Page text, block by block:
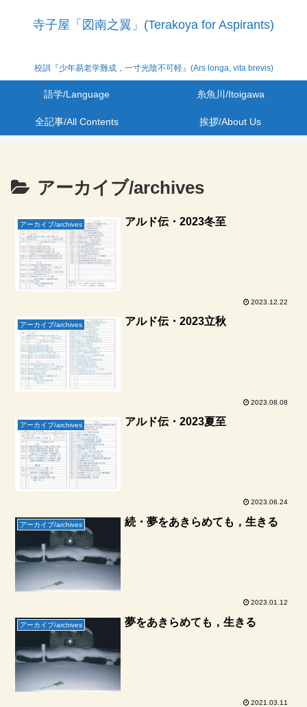
寺子屋「図南之翼」(Terakoya for Aspirants)
校訓『少年易老学難成，一寸光陰不可軽』(Ars longa, vita brevis)
語学/Language 糸魚川/Itoigawa
全記事/All Contents 挨拶/About Us
アーカイブ/archives
アーカイブ/archives アルド伝・2023冬至
2023.12.22
アーカイブ/archives アルド伝・2023立秋
2023.08.08
アーカイブ/archives アルド伝・2023夏至
2023.06.24
アーカイブ/archives 続・夢をあきらめても，生きる
2023.01.12
アーカイブ/archives 夢をあきらめても，生きる
2021.03.11